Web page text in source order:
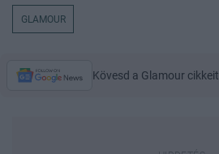
GLAMOUR
Kövesd a Glamour